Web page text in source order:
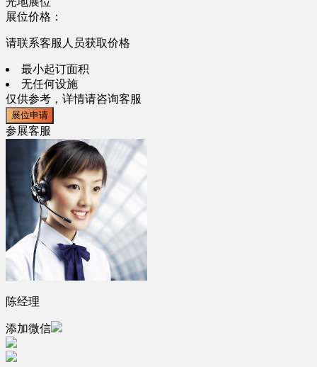
展位价格：
请联系客服人员获取价格
最小起订面积
无任何设施
仅供参考，详情请咨询客服
展位申请
参展客服
陈经理
添加微信